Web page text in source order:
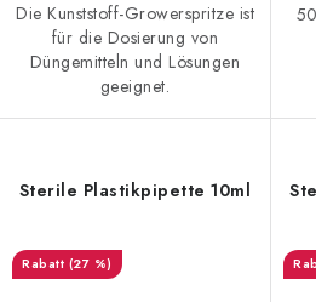
Die Kunststoff-Growerspritze ist
für die Dosierung von
Düngemitteln und Lösungen
geeignet.
Sterile Plastikpipette 10ml
(27 %)